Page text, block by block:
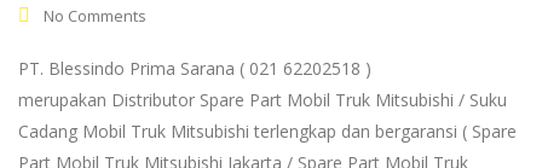
No Comments
PT. Blessindo Prima Sarana ( 021 62202518 )
merupakan Distributor Spare Part Mobil Truk Mitsubishi / Suku
Cadang Mobil Truk Mitsubishi terlengkap dan bergaransi ( Spare
Part Mobil Truk Mitsubishi Jakarta / Spare Part Mobil Truk